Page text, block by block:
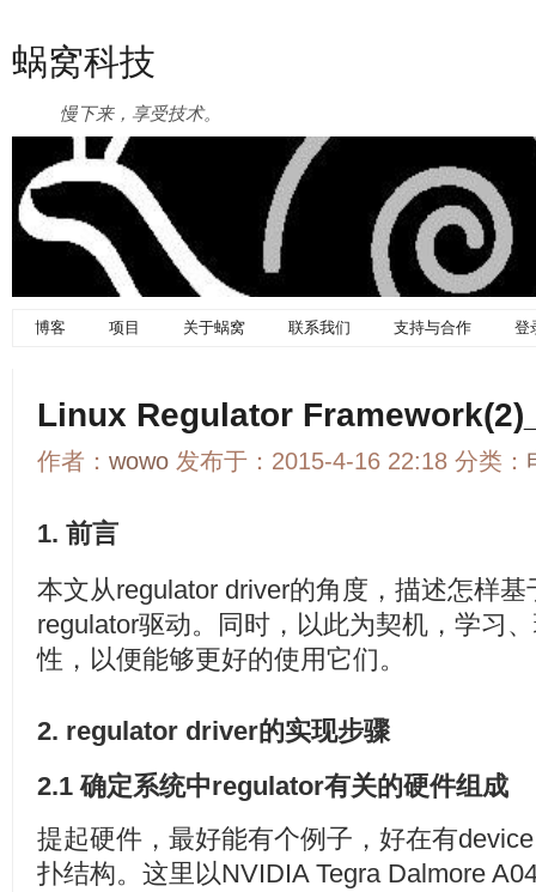
蜗窝科技
慢下来，享受技术。
博客 项目 关于蜗窝 联系我们 支持与合作 登
Linux Regulator
作者： wowo 发布于：2015-4-16 22:18 分类：
1. 前言
本文从regulator driver的角度，描述怎样
regulator驱动。同时，以此为契机，学习
性，以便能够更好的使用它们。
2. regulator driver的实现步骤
2.1 确定系统中regulator有关的硬件组成
提起硬件，最好能有个例子，好在有
扑结构。这里以NVIDIA Tegra Dalmore